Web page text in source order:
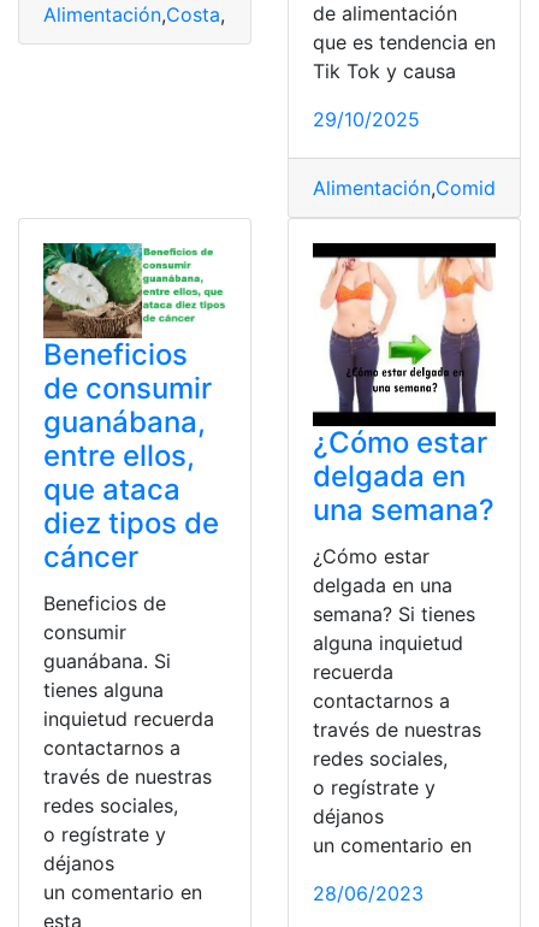
Alimentación,Costa, Oriente,Sierra
de alimentación
que es tendencia en
Tik Tok y causa
29/10/2025
Alimentación,Comida
Beneficios
de consumir
guanábana,
entre ellos,
que ataca
diez tipos de
cáncer
Beneficios de
consumir
guanábana. Si
tienes alguna
inquietud recuerda
contactarnos a
través de nuestras
redes sociales,
o regístrate y
déjanos
un comentario en
esta
¿Cómo estar
delgada en
una semana?
¿Cómo estar
delgada en una
semana? Si tienes
alguna inquietud
recuerda
contactarnos a
través de nuestras
redes sociales,
o regístrate y
déjanos
un comentario en
28/06/2023